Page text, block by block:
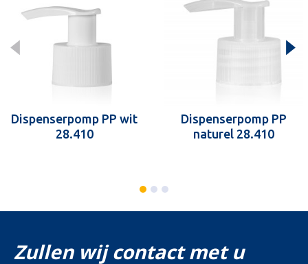
Dispenserpomp PP wit
28.410
Dispenserpomp PP
naturel 28.410
Zullen wij contact met u